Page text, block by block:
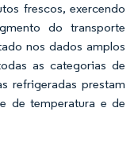
frescos, exercendo
do transporte
nos dados amplos
as categorias de
refrigeradas prestam
de temperatura e de